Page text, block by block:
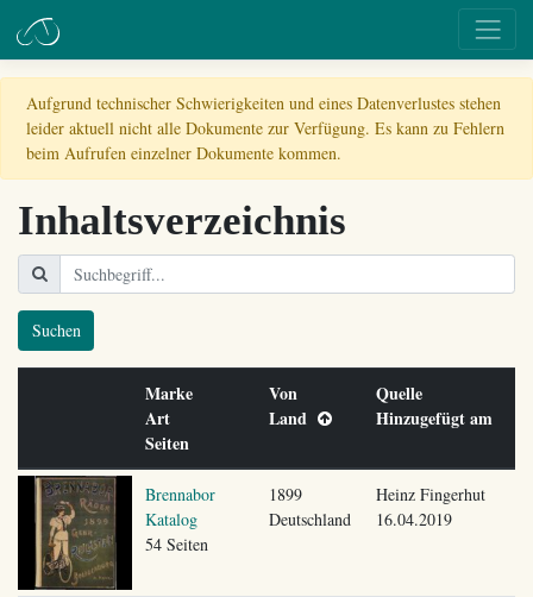
Aufgrund technischer Schwierigkeiten und eines Datenverlustes stehen
leider aktuell nicht alle Dokumente zur Verfügung. Es kann zu Fehlern
beim Aufrufen einzelner Dokumente kommen.
Inhaltsverzeichnis
Suchen
Marke
Art
Seiten
Von
Land
Quelle
Hinzugefügt am
Brennabor
Katalog
54 Seiten
1899
Deutschland
Heinz Fingerhut
16.04.2019